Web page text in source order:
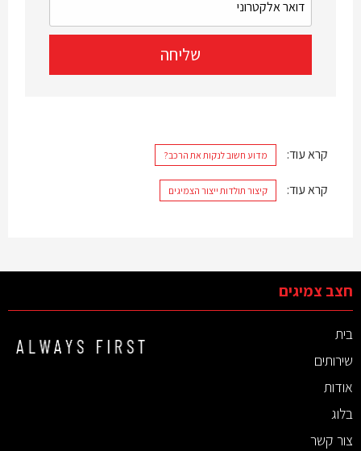
קרא עוד: מדוע חשוב לנקות את הרכב?
קרא עוד: קיצור תולדות ייצור הצמיגים
חצב צמיגים
בית
שירותים
אודות
בלוג
צור קשר